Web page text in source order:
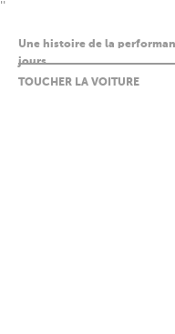
''
Une histoire de la
jours
TOUCHER LA VOITURE